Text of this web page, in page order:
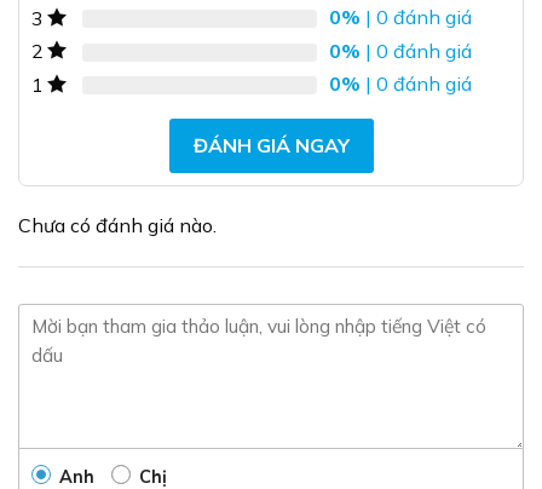
chọn
trang
3
0% | 0 đánh giá
2
0% | 0 đánh giá
1
0% | 0 đánh giá
ĐÁNH GIÁ NGAY
Chưa có đánh giá nào.
Anh Chị